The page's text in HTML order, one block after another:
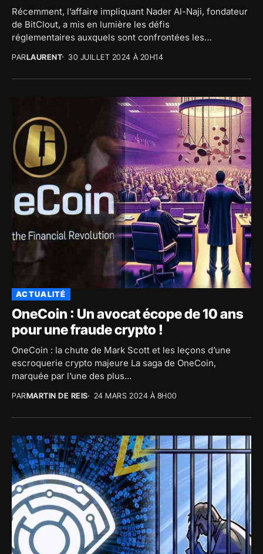
Récemment, l’affaire impliquant Nader Al-Naji, fondateur
de BitClout, a mis en lumière les défis
réglementaires auxquels sont confrontées les
plateformes de cryptomonnaies. Le fonds de l’affaire
BitClout...
PARLAURENT 30 JUILLET 2024 À 20H14
ACTUALITÉ
OneCoin : Un avocat écope de 10 ans
pour une fraude crypto !
OneCoin : la chute de Mark Scott et les leçons d’une
escroquerie crypto majeure La saga de OneCoin,
marquée par l’une des plus...
PARMARTIN DE REIS 24 MARS 2024 À 8H00